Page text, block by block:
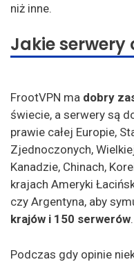
niż inne.
Jakie serwery
FrootVPN ma dobry
świecie, a serwery są
prawie całej Europie,
Zjednoczonych,
Kanadzie, Chinach,
krajach Ameryki
czy Argentyna, aby
krajów i 150 serwerów.
Podczas gdy opinie